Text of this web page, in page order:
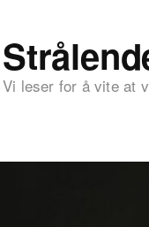
Vi leser for å vite at